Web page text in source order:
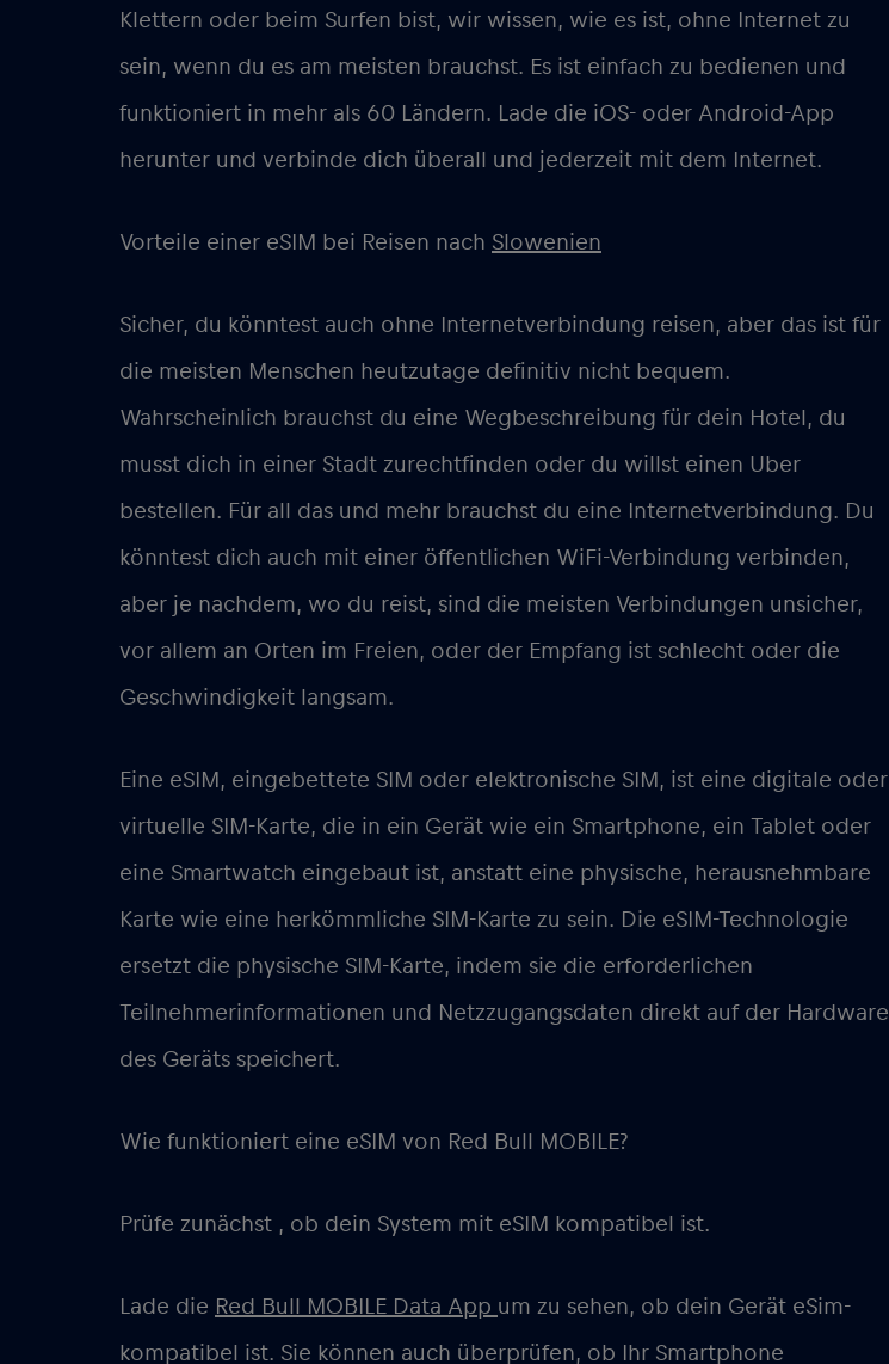
Klettern oder beim Surfen bist, wir wissen, wie es ist, ohne Internet zu
sein, wenn du es am meisten brauchst. Es ist einfach zu bedienen und
funktioniert in mehr als 60 Ländern. Lade die iOS- oder Android-App
herunter und verbinde dich überall und jederzeit mit dem Internet.
Vorteile einer eSIM bei Reisen nach Slowenien
Sicher, du könntest auch ohne Internetverbindung reisen, aber das ist für
die meisten Menschen heutzutage definitiv nicht bequem.
Wahrscheinlich brauchst du eine Wegbeschreibung für dein Hotel, du
musst dich in einer Stadt zurechtfinden oder du willst einen Uber
bestellen. Für all das und mehr brauchst du eine Internetverbindung. Du
könntest dich auch mit einer öffentlichen WiFi-Verbindung verbinden,
aber je nachdem, wo du reist, sind die meisten Verbindungen unsicher,
vor allem an Orten im Freien, oder der Empfang ist schlecht oder die
Geschwindigkeit langsam.
Eine eSIM, eingebettete SIM oder elektronische SIM, ist eine digitale oder
virtuelle SIM-Karte, die in ein Gerät wie ein Smartphone, ein Tablet oder
eine Smartwatch eingebaut ist, anstatt eine physische, herausnehmbare
Karte wie eine herkömmliche SIM-Karte zu sein. Die eSIM-Technologie
ersetzt die physische SIM-Karte, indem sie die erforderlichen
Teilnehmerinformationen und Netzzugangsdaten direkt auf der Hardware
des Geräts speichert.
Wie funktioniert eine eSIM von Red Bull MOBILE?
Prüfe zunächst , ob dein System mit eSIM kompatibel ist.
Lade die Red Bull MOBILE Data App um zu sehen, ob dein Gerät eSim-
kompatibel ist. Sie können auch überprüfen, ob Ihr Smartphone